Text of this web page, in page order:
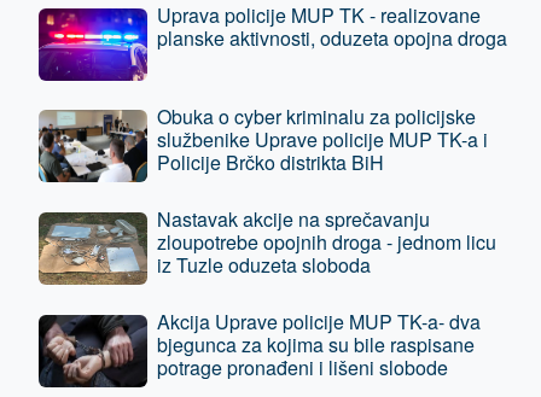
Uprava policije MUP TK - realizovane
planske aktivnosti, oduzeta opojna droga
Obuka o cyber kriminalu za policijske
službenike Uprave policije MUP TK-a i
Policije Brčko distrikta BiH
Nastavak akcije na sprečavanju
zloupotrebe opojnih droga - jednom licu
iz Tuzle oduzeta sloboda
Akcija Uprave policije MUP TK-a- dva
bjegunca za kojima su bile raspisane
potrage pronađeni i lišeni slobode